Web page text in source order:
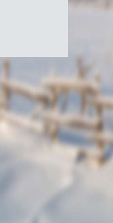
Symbole
Canada